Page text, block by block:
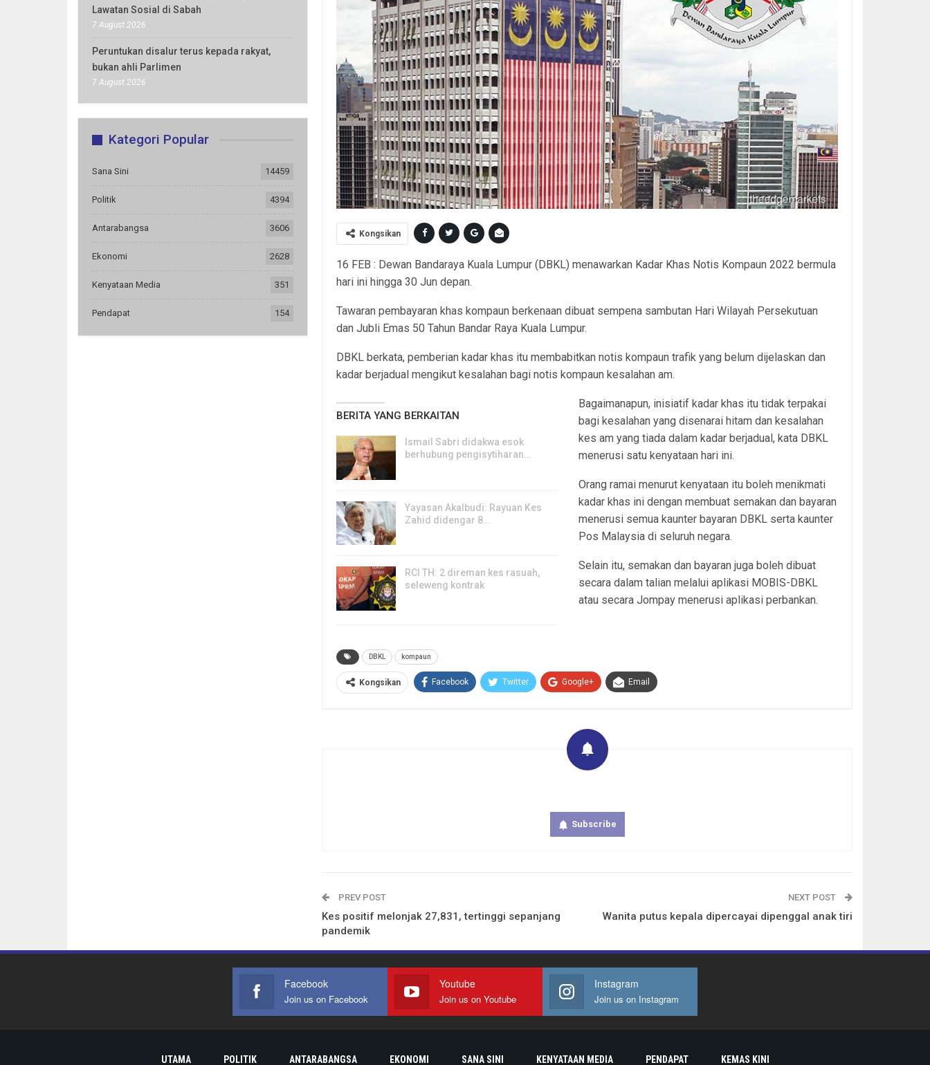
Kongsikan
16 FEB : Dewan Bandaraya Kuala Lumpur (DBKL) menawarkan Kadar Khas Notis Kompaun 2022 bermula
hari ini hingga 30 Jun depan.
Tawaran pembayaran khas kompaun berkenaan dibuat sempena sambutan Hari Wilayah Persekutuan
dan Jubli Emas 50 Tahun Bandar Raya Kuala Lumpur.
DBKL berkata, pemberian kadar khas itu membabitkan notis kompaun trafik yang belum dijelaskan dan
kadar berjadual mengikut kesalahan bagi notis kompaun kesalahan am.
BERITA YANG BERKAITAN
Ismail Sabri didakwa esok
berhubung pengisytiharan…
Yayasan Akalbudi: Rayuan Kes
Zahid didengar 8…
RCI TH: 2 direman kes rasuah,
seleweng kontrak
Bagaimanapun, inisiatif kadar khas itu tidak terpakai
bagi kesalahan yang disenarai hitam dan kesalahan
kes am yang tiada dalam kadar berjadual, kata DBKL
menerusi satu kenyataan hari ini.
Orang ramai menurut kenyataan itu boleh menikmati
kadar khas ini dengan membuat semakan dan bayaran
menerusi semua kaunter bayaran DBKL serta kaunter
Pos Malaysia di seluruh negara.
Selain itu, semakan dan bayaran juga boleh dibuat
secara dalam talian melalui aplikasi MOBIS-DBKL
atau secara Jompay menerusi aplikasi perbankan.
DBKL kompaun
Kongsikan Facebook Twitter Google+ Email
Subscribe
PREV POST
Kes positif melonjak 27,831, tertinggi sepanjang
pandemik
NEXT POST
Wanita putus kepala dipercayai dipenggal anak tiri
Lawatan Sosial di Sabah
7 August 2026
Peruntukan disalur terus kepada rakyat,
bukan ahli Parlimen
7 August 2026
Kategori Popular
Sana Sini 14459
Politik 4394
Antarabangsa 3606
Ekonomi 2628
Kenyataan Media 351
Pendapat 154
Facebook
Join us on Facebook
Youtube
Join us on Youtube
Instagram
Join us on Instagram
UTAMA POLITIK ANTARABANGSA EKONOMI SANA SINI KENYATAAN MEDIA PENDAPAT KEMAS KINI